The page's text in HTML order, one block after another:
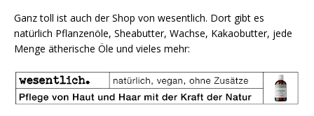
Ganz toll ist auch der Shop von wesentlich. Dort gibt es
natürlich Pflanzenöle, Sheabutter, Wachse, Kakaobutter, jede
Menge ätherische Öle und vieles mehr: